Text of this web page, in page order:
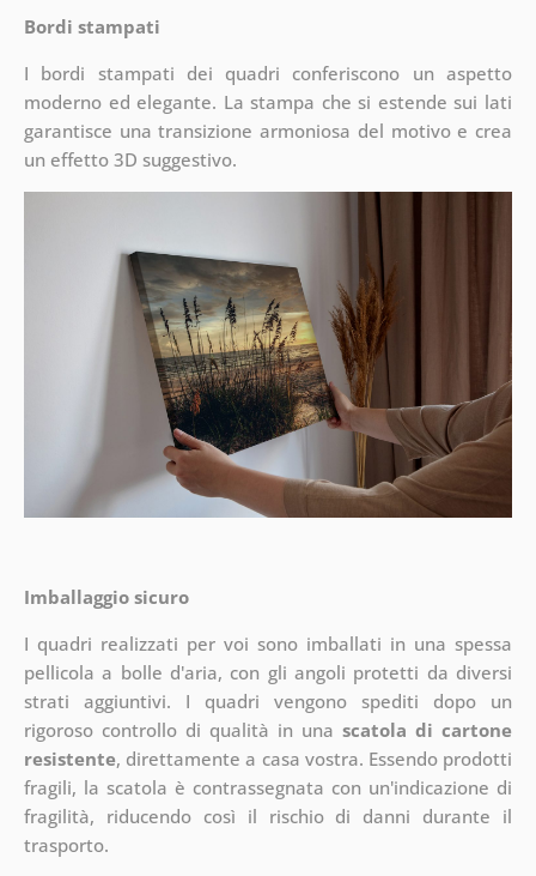
Bordi stampati
I bordi stampati dei quadri conferiscono un aspetto
moderno ed elegante. La stampa che si estende sui lati
garantisce una transizione armoniosa del motivo e crea
un effetto 3D suggestivo.
Imballaggio sicuro
I quadri realizzati per voi sono imballati in una spessa
pellicola a bolle d'aria, con gli angoli protetti da diversi
strati aggiuntivi. I quadri vengono spediti dopo un
rigoroso controllo di qualità in unascatola di cartone
resistente, direttamente a casa vostra. Essendo prodotti
fragili, la scatola è contrassegnata con un'indicazione di
fragilità, riducendo così il rischio di danni durante il
trasporto.